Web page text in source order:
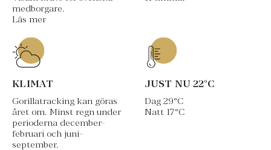
medborgare.
Läs mer
KLIMAT
Gorillatracking kan göras
året om. Minst regn under
perioderna december-
februari och juni-
september.
JUST NU 22°C
Dag 29°C
Natt 17°C